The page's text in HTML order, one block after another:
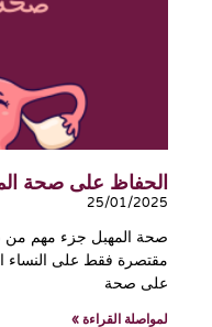
الحفاظ على صحة
25/01/2025
صحة المهبل جزء مهم من
مقتصرة فقط على النساء
على صحة
لمواصلة القراءة »